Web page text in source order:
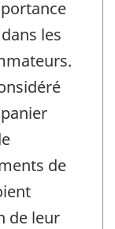
les
de
de leur